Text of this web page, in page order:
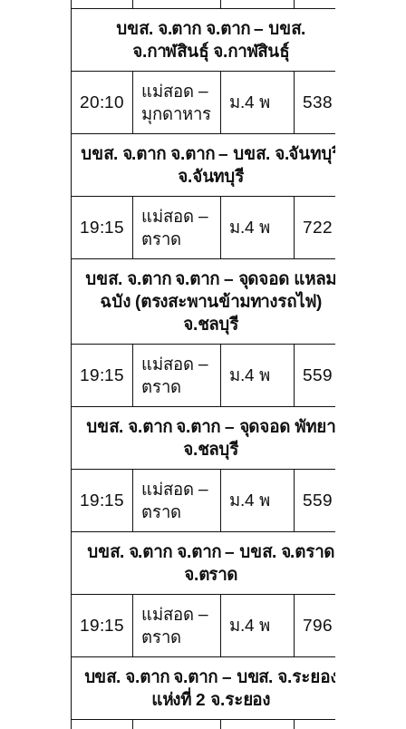
บขส. จ.ตาก จ.ตาก – บขส.
จ.กาฬสินธุ์ จ.กาฬสินธุ์
20:10
แม่สอด –
มุกดาหาร
ม.4 พ 538
บขส. จ.ตาก จ.ตาก – บขส. จ.จันทบุรี
จ.จันทบุรี
19:15
แม่สอด –
ตราด
ม.4 พ 722
บขส. จ.ตาก จ.ตาก – จุดจอด แหลม
ฉบัง (ตรงสะพานข้ามทางรถไฟ)
จ.ชลบุรี
19:15
แม่สอด –
ตราด
ม.4 พ 559
บขส. จ.ตาก จ.ตาก – จุดจอด พัทยา
จ.ชลบุรี
19:15
แม่สอด –
ตราด
ม.4 พ 559
บขส. จ.ตาก จ.ตาก – บขส. จ.ตราด
จ.ตราด
19:15
แม่สอด –
ตราด
ม.4 พ 796
บขส. จ.ตาก จ.ตาก – บขส. จ.ระยอง
แห่งที่ 2 จ.ระยอง